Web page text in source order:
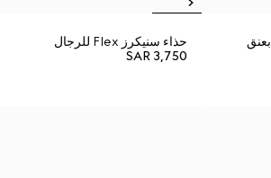
حذاء سنيكرز Stretch بعنق
حذاء سنيكرز Flex للرجال
SAR 3,750